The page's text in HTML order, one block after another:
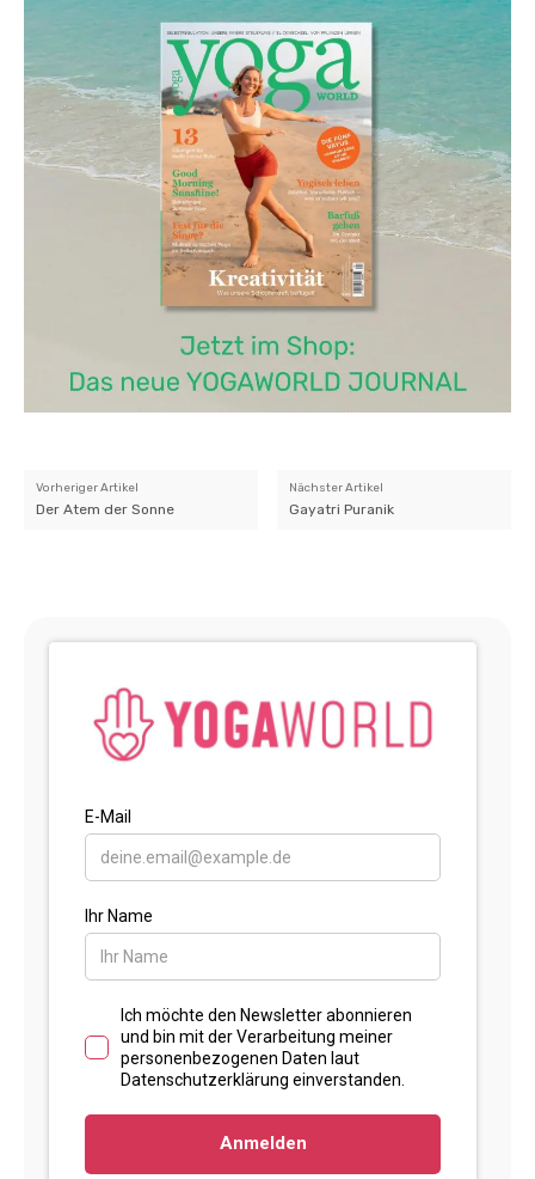
Vorheriger Artikel
Der Atem der Sonne
Nächster Artikel
Gayatri Puranik